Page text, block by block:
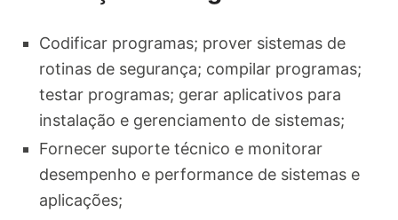
Codificar programas; prover sistemas de
rotinas de segurança; compilar programas;
testar programas; gerar aplicativos para
instalação e gerenciamento de sistemas;
Fornecer suporte técnico e monitorar
desempenho e performance de sistemas e
aplicações;